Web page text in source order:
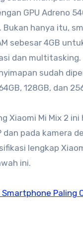
GPU Adreno
Bukan hanya itu,
sebesar 4GB
dan multitasking.
sudah
128GB, dan
Xiaomi Mi Mix 2 ini
dan pada kamera
lengkap
ini.
Smartphone Paling